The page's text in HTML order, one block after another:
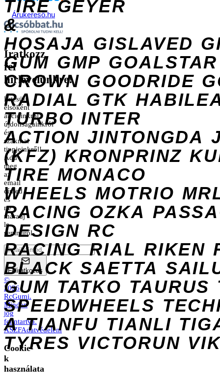
TIRE GEYER
&
HOSAJA GISLAVED
GUM GMP GOALSTAR
CROWN GOODRIDE
RADIAL GTK
TURBO INTER
ACTION JINTONGDA
(KFZ) KRONPRINZ
TIRE MONACO
WHEELS MOTRIO
RACING OZKA
DESIGN RC
RACING RIAL RIKEN
BLACK SAETTA
GUM TATKO TAURUS
SPEEDWHEELS
A TIANFU TIANLI
TYRES VICTORUN
Árukereső.hu
Iratkozz
fel
hírlevelünkre!
Értesülj
elsőként
akcióinkról,
újdonságainkról
és
szakmai
tippjeinkről!
Add
meg
az
email
címed
és
ne
maradj
le
semmiről.
Feliratkozás
©
2026
RcGumi.
Minden
jog
fenntartva.
ÁSZFAdatvédelem
Cookie-
k
használata